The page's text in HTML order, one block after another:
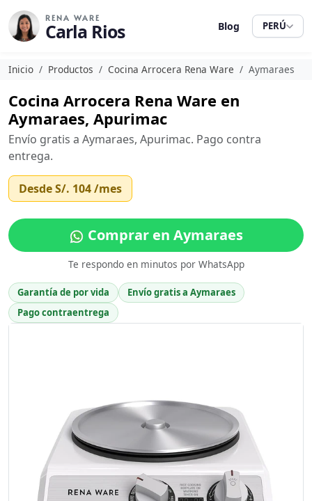
RENA WARE
Carla Rios Blog PERÚ
Inicio Productos Cocina Arrocera Rena Ware Aymaraes
Cocina Arrocera Rena Ware en
Aymaraes, Apurimac
Envío gratis a Aymaraes, Apurimac. Pago contra
entrega.
DesdeS/. 104/mes
Comprar en Aymaraes
Te respondo en minutos por WhatsApp
Garantía de por vida
Envío gratis a Aymaraes
Pago contraentrega